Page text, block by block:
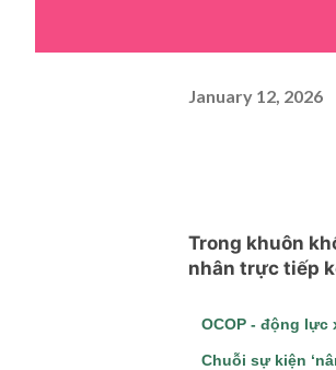
January 12, 2026
Trong khuôn
nhân trực tiếp
OCOP - động
Chuỗi sự kiện